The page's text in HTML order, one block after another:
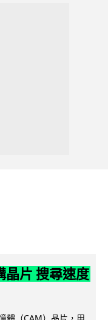
晶片 搜尋速度
體（CAM）晶片，用